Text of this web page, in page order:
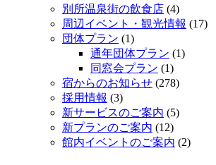
別所温泉街の飲食店 (4)
周辺イベント・観光情報 (17)
団体プラン (1)
通年団体プラン (1)
同窓会プラン (1)
宿からのお知らせ (278)
採用情報 (3)
新サービスのご案内 (5)
新プランのご案内 (12)
館内イベントのご案内 (2)